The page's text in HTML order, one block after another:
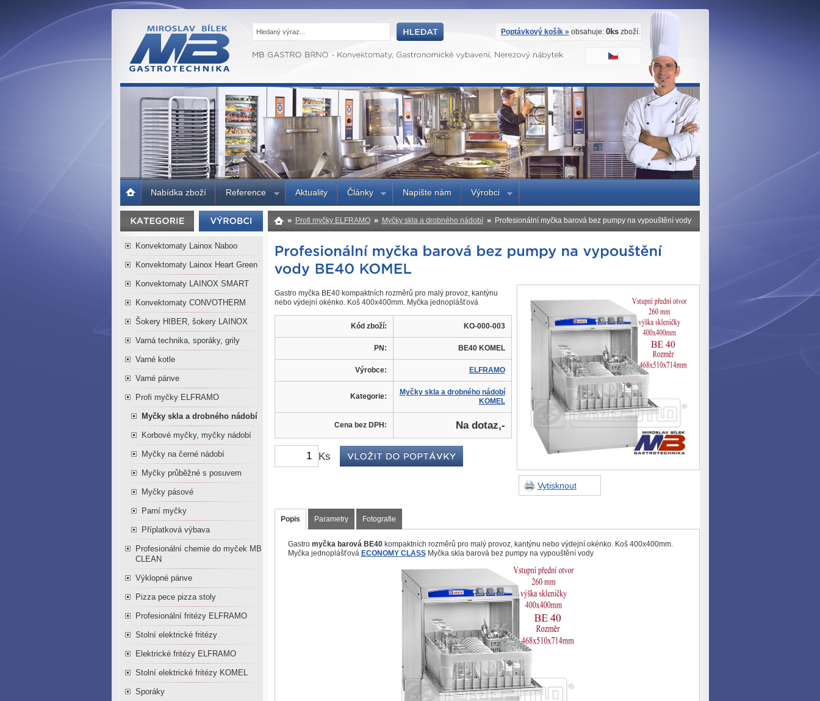
MB GASTRO
BRNO -
Gastrotechnika,
profesionální
kuchyně
Poptávkový košík » obsahuje: 0kszboží.
strana
Nabídka zboží Reference Aktuality Články Napište nám Výrobci
Konvektomaty Lainox Naboo
Konvektomaty Lainox Heart Green
Konvektomaty LAINOX SMART
Konvektomaty CONVOTHERM
Šokery HIBER, šokery LAINOX
Varná technika, sporáky, grily
Varné kotle
Varné pánve
Profi myčky ELFRAMO
Myčky skla a drobného nádobí
Korbové myčky, myčky nádobí
Myčky na černé nádobí
Myčky průběžné s posuvem
Myčky pásové
Parní myčky
Příplatková výbava
Profesionální chemie do myček MB
CLEAN
Výklopné pánve
Pizza pece pizza stoly
Profesionální fritézy ELFRAMO
Stolní elektrické fritézy
Elektrické fritézy ELFRAMO
Stolní elektrické fritézy KOMEL
Sporáky
» Profi myčky ELFRAMO » Myčky skla a drobného nádobí » Profesionální myčka barová bez pumpy na vypouštění vody
Gastro myčka BE40 kompaktních rozměrů pro malý provoz, kantýnu
nebo výdejní okénko. Koš 400x400mm. Myčka jednoplášťová
Kód zboží: KO-000-003
PN: BE40 KOMEL
Výrobce: ELFRAMO
Kategorie:
Myčky skla a drobného nádobí
KOMEL
Cena bez DPH: Na dotaz,-
Ks
Vytisknout
Popis Parametry Fotografie
Gastro myčka barová BE40kompaktních rozměrů pro malý provoz, kantýnu nebo výdejní okénko. Koš 400x400mm.
Myčka jednoplášťová ECONOMY CLASSMyčka skla barová bez pumpy na vypouštění vody